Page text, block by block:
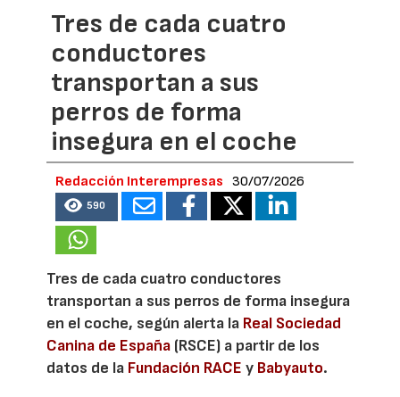
Tres de cada cuatro
conductores
transportan a sus
perros de forma
insegura en el coche
Redacción Interempresas 30/07/2026
590
Tres de cada cuatro conductores
transportan a sus perros de forma insegura
en el coche, según alerta la Real Sociedad
Canina de España (RSCE) a partir de los
datos de la Fundación RACE y Babyauto.